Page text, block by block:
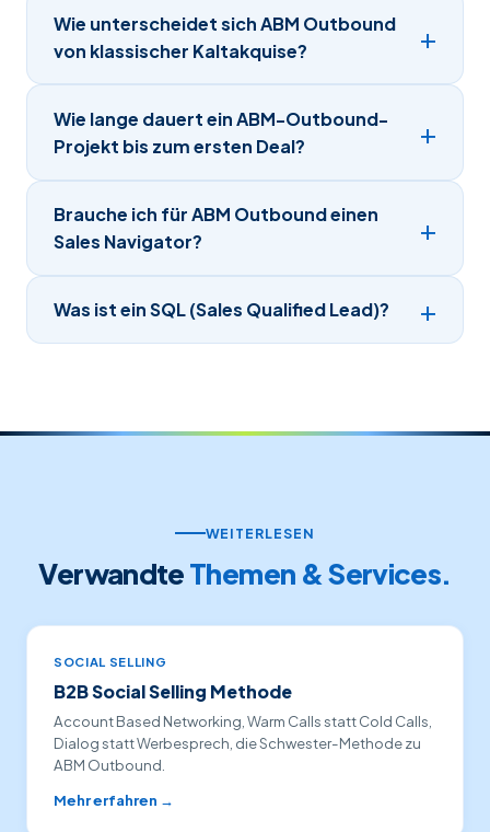
Wie unterscheidet sich ABM Outbound
von klassischer Kaltakquise?
Wie lange dauert ein ABM-Outbound-
Projekt bis zum ersten Deal?
Brauche ich für ABM Outbound einen
Sales Navigator?
Was ist ein SQL (Sales Qualified Lead)?
WEITERLESEN
VerwandteThemen & Services.
SOCIAL SELLING
B2B Social Selling Methode
Account Based Networking, Warm Calls statt Cold Calls,
Dialog statt Werbesprech, die Schwester-Methode zu
ABM Outbound.
Mehr erfahren →